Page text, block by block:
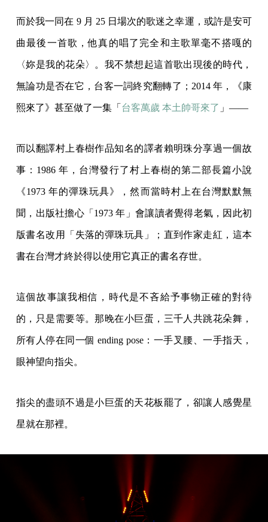
而於我一同在 9 月 25 日場次的歌迷之幸運，或許是安可
曲最後一首歌，他真的唱了完全和主歌單毫不搭嘎的
〈妳是我的花朵〉。我不禁想起這首歌出現後的時代，
無論功是否在它，台客一詞終究翻轉了；2014 年，《康
熙來了》甚至做了一集「 台客萬歲 本土帥哥來了 」——
而以翻譯村上春樹作品知名的譯者賴明珠分享過一個故
事：1986 年，台灣發行了村上春樹的第二部長篇小說
《1973 年的彈珠玩具》，然而當時村上在台灣默默無
聞，出版社擔心「1973 年」會讓讀者覺得老氣，因此初
版書名改用「失落的彈珠玩具」；直到作家走紅，這本
書在台灣才終於得以使用它真正的書名存世。
這個故事讓我相信，時代是不吝給予事物正確的對待
的，只是需要等。那晚在小巨蛋，三千人共跳花朵舞，
所有人停在同一個 ending pose：一手叉腰、一手指天，
眼神望向指尖。
指尖的盡頭不過是小巨蛋的天花板罷了，卻讓人感覺星
星就在那裡。